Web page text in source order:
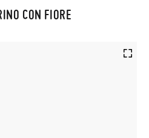
CON FIORE